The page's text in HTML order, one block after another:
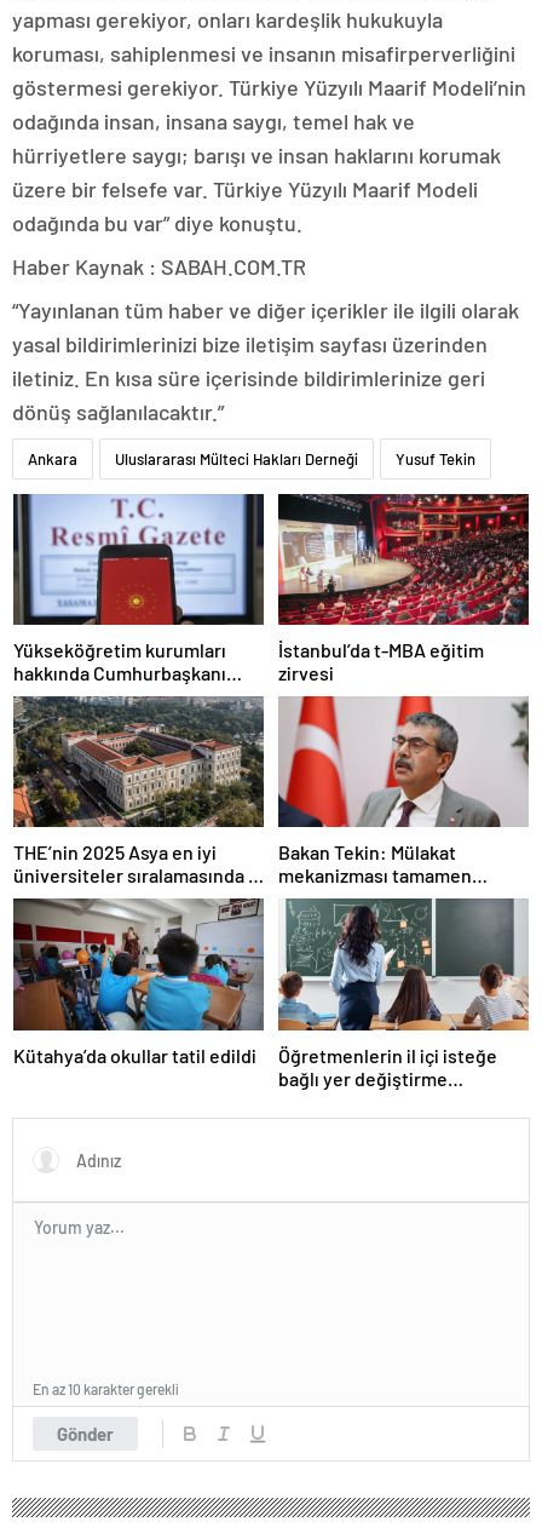
yapması gerekiyor, onları kardeşlik hukukuyla
koruması, sahiplenmesi ve insanın misafirperverliğini
göstermesi gerekiyor. Türkiye Yüzyılı Maarif Modeli’nin
odağında insan, insana saygı, temel hak ve
hürriyetlere saygı; barışı ve insan haklarını korumak
üzere bir felsefe var. Türkiye Yüzyılı Maarif Modeli
odağında bu var” diye konuştu.
Haber Kaynak : SABAH.COM.TR
“Yayınlanan tüm haber ve diğer içerikler ile ilgili olarak
yasal bildirimlerinizi bize iletişim sayfası üzerinden
iletiniz. En kısa süre içerisinde bildirimlerinize geri
dönüş sağlanılacaktır.”
Ankara Uluslararası Mülteci Hakları Derneği Yusuf Tekin
Yükseköğretim kurumları
hakkında Cumhurbaşkanı
kararı Resmi Gazete’de
İstanbul’da t-MBA eğitim
zirvesi
THE’nin 2025 Asya en iyi
üniversiteler sıralamasında 4
Türk üniversitesi ilk 100’e
girdi
Bakan Tekin: Mülakat
mekanizması tamamen
kalkıyor
Kütahya’da okullar tatil edildi
Öğretmenlerin il içi isteğe
bağlı yer değiştirme
Gönder
En az 10 karakter gerekli